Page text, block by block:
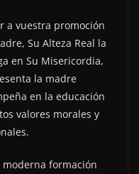
promoción
Su Alteza Real la
en Su Misericordia,
la madre
en la educación
valores morales y
formación